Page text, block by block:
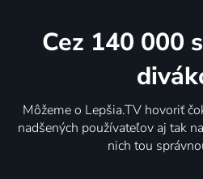
Cez 140 000
Môžeme o Lepšia.TV hovoriť
nadšených používateľov aj tak
nich tou